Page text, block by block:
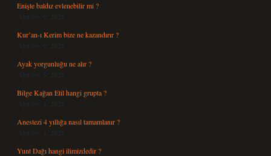
Enişte baldız evlenebilir mi ?
Ağustos 6, 2026
Kur’an-ı Kerim bize ne kazandırır ?
Ağustos 6, 2026
Ayak yorgunluğu ne alır ?
Ağustos 5, 2026
Bilge Kağan Etil hangi grupta ?
Ağustos 4, 2026
Anestezi 4 yıllığa nasıl tamamlanır ?
Ağustos 4, 2026
Yunt Dağı hangi ilimizdedir ?